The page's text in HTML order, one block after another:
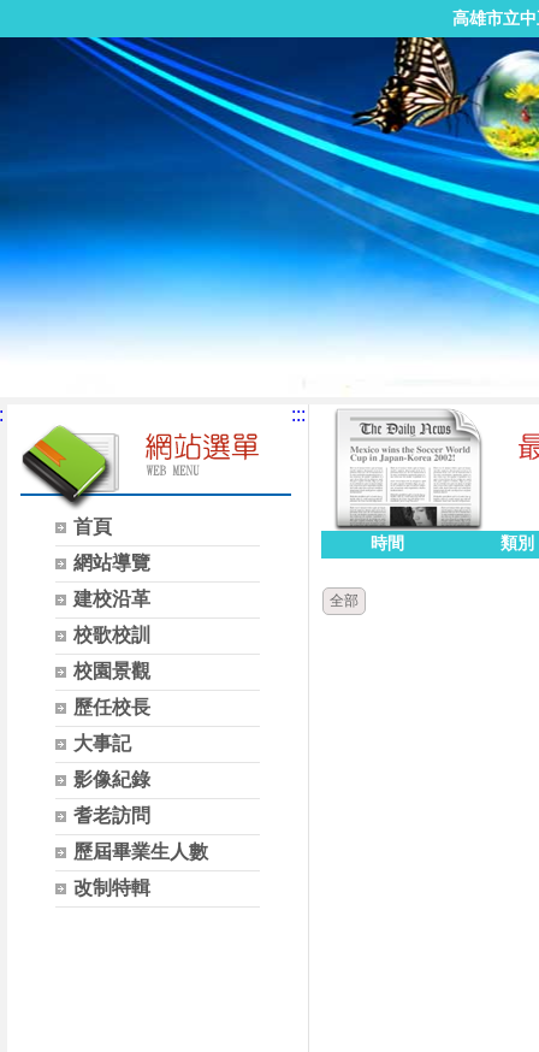
高雄市立
首頁
網站導覽
建校沿革
校歌校訓
校園景觀
歷任校長
大事記
影像紀錄
耆老訪問
歷屆畢業生人數
改制特輯
:::
時間 類別
全部